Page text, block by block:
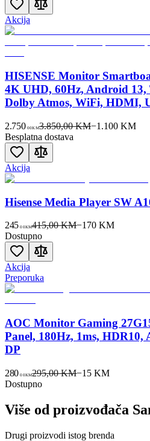
Akcija
HISENSE Monitor
4K UHD, 60Hz, Android 13,
Dolby Atmos, WiFi, HDMI,
2.750 00KM3.850,00 KM−1.100KM
Besplatna dostava
Akcija
Hisense Media Player SW
245 00KM415,00 KM−170 KM
Dostupno
Akcija
Preporuka
AOC Monitor Gaming
Panel, 180Hz, 1ms,
DP
280 00KM295,00 KM−15 KM
Dostupno
Više od proizvođača
Drugi proizvodi istog brenda